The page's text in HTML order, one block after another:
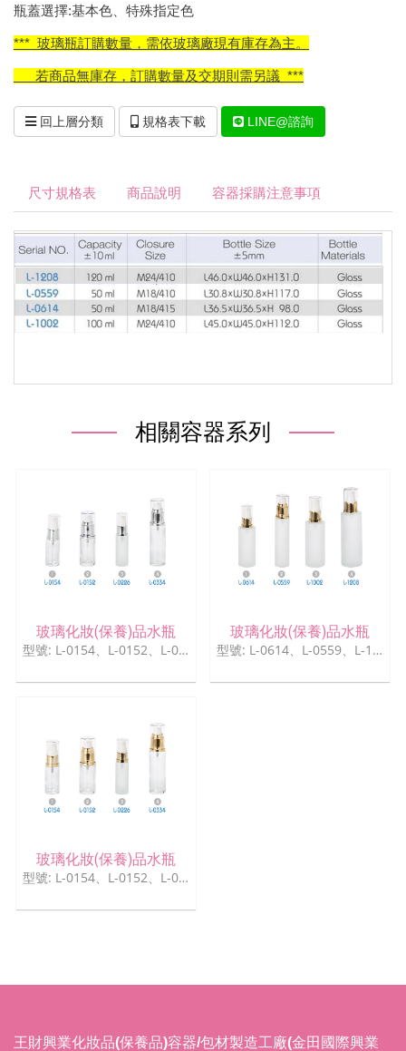
瓶蓋選擇:基本色、特殊指定色
*** 玻璃瓶訂購數量，需依玻璃廠現有庫存為主。
若商品無庫存，訂購數量及交期則需另議 ***
回上層分類 規格表下載 LINE@諮詢
尺寸規格表 商品說明 容器採購注意事項
相關容器系列
玻璃化妝(保養)品水瓶
型號: L-0154、L-0152、L-0226、L-0334
玻璃化妝(保養)品水瓶
型號: L-0614、L-0559、L-1002、L-1208
玻璃化妝(保養)品水瓶
型號: L-0154、L-0152、L-0226、L-0334
王財興業化妝品(保養品)容器/包材製造工廠(金田國際興業